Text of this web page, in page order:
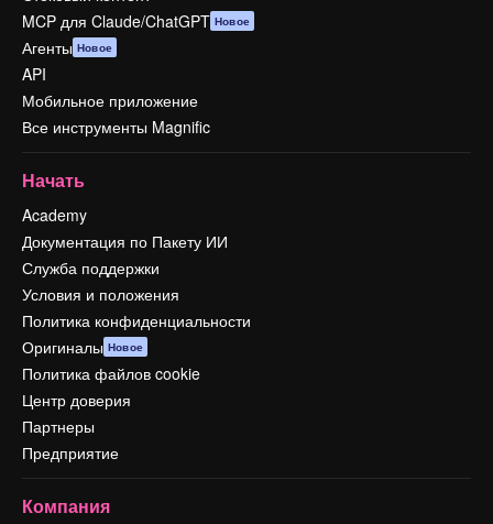
MCP для Claude/ChatGPT Новое
Агенты Новое
API
Мобильное приложение
Все инструменты Magnific
Начать
Academy
Документация по Пакету ИИ
Служба поддержки
Условия и положения
Политика конфиденциальности
Оригиналы Новое
Политика файлов cookie
Центр доверия
Партнеры
Предприятие
Компания